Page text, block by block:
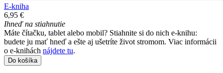
E-kniha
6,95 €
Ihneď na stiahnutie
Máte čítačku, tablet alebo mobil? Stiahnite si do nich e-knihu:
budete ju mať hneď a ešte aj ušetríte život stromom. Viac informácii
o e-knihách nájdete tu.
Do košíka